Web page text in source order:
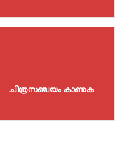
ചിത്രസഞ്ചയം കാണുക